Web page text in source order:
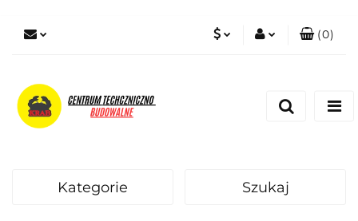
(0)
Kategorie Szukaj